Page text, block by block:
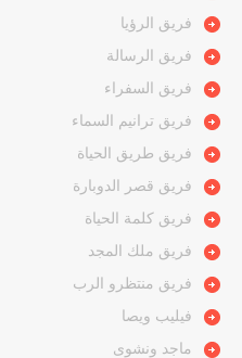
فريق الرؤيا
فريق الرسالة
فريق السفراء
فريق ترانيم السماء
فريق طريق الحياة
فريق قصر الدوبارة
فريق كلمة الحياة
فريق ملك المجد
فريق منتظرو الرب
فيليب ويصا
ماجد ونشوى